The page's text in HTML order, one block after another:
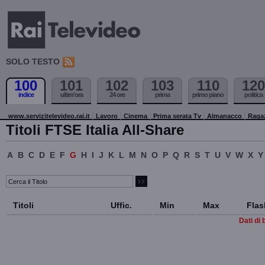
SOLO TESTO
100
indice
101
ultim'ora
102
24 ore
103
prima
110
primo piano
120
politica
www.servizitelevideo.rai.it Lavoro Cinema Prima serata Tv Almanacco
Titoli FTSE Italia All-Share
A B C D E F G H I J K L M N O P Q R S T U V W X Y
Titoli Uffic. Min Max
Dati di